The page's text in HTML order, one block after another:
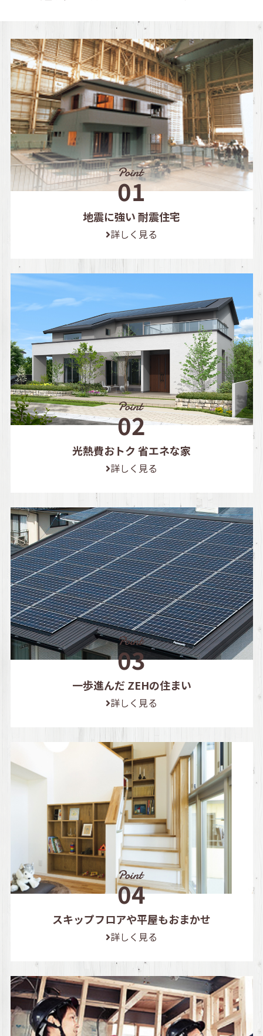
地震に強い 耐震住宅
詳しく見る
光熱費おトク 省エネな家
詳しく見る
一歩進んだ ZEHの住まい
詳しく見る
スキップフロアや平屋もおまかせ
詳しく見る